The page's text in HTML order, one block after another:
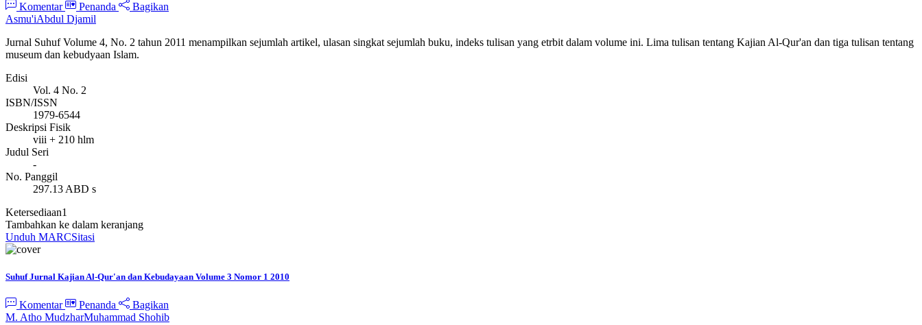
Komentar Penanda
Bagikan
Asmu'iAbdul Djamil
Jurnal Suhuf Volume 4, No. 2 tahun 2011 menampilkan sejumlah artikel, ulasan singkat sejumlah buku, indeks tulisan yang etrbit dalam volume ini. Lima tulisan tentang Kajian Al-Qur'an dan tiga tulisan tentang
museum dan kebudyaan Islam.
Edisi
Vol. 4 No. 2
ISBN/ISSN
1979-6544
Deskripsi Fisik
viii + 210 hlm
Judul Seri
-
No. Panggil
297.13 ABD s
Ketersediaan1
Tambahkan ke dalam keranjang
Unduh MARCSitasi
Suhuf Jurnal Kajian Al-Qur'an dan Kebudayaan Volume 3 Nomor 1 2010
Komentar Penanda
Bagikan
M. Atho MudzharMuhammad Shohib